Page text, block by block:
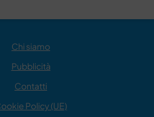
Chi siamo
Pubblicità
Contatti
Policy (UE)